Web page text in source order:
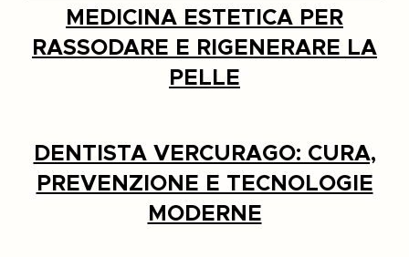
MEDICINA ESTETICA PER
RASSODARE E RIGENERARE LA
PELLE
DENTISTA VERCURAGO: CURA,
PREVENZIONE E TECNOLOGIE
MODERNE